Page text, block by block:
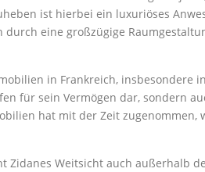
ist hierbei ein luxuriöses
eine großzügige
in Frankreich, insbesondere
für sein Vermögen dar, sondern
hat mit der Zeit zugenommen,
Weitsicht auch außerhalb